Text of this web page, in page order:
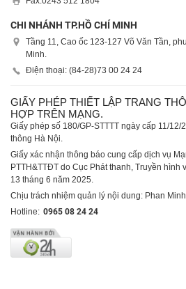
CHI NHÁNH TP.HỒ CHÍ MINH
Tầng 11, Cao ốc 123-127 Võ Văn Tần,
Minh.
Điện thoại: (84-28)73 00 24 24
GIẤY PHÉP THIẾT LẬP TRANG
HỢP TRÊN MẠNG.
Giấy phép số 180/GP-STTTT ngày cấp 11/12/
thông Hà Nội.
Giấy xác nhận thông báo cung cấp dịch vụ
PTTH&TTĐT do Cục Phát thanh, Truyền
13 tháng 6 năm 2025.
Chịu trách nhiệm quản lý nội dung: Phan
Hotline: 0965 08 24 24